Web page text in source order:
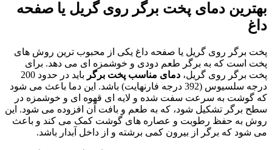
بهترین دمای پخت برگر روی گریل یا صفحه
داغ
پخت برگر روی گریل یا صفحه داغ یکی از محبوب ترین روش های
پخت است که به برگر طعم دودی و خوشمزه ای می دهد. برای
پخت برگر روی گریل، دمای مناسب پخت برگر
باید در حدود 200
درجه سلسیوس (392 درجه فارنهایت) باشد. این دما باعث می شود
که گوشت به سرعت سفت شده و لایه ای قهوه ای و خوشمزه در
سطح برگر تشکیل شود، که به طعم و بافت آن افزوده می شود. این
روش به حفظ رطوبت و عصاره های گوشت کمک می کند و باعث
می شود که برگر از بیرون کمی برشته و از داخل آبدار باشد.